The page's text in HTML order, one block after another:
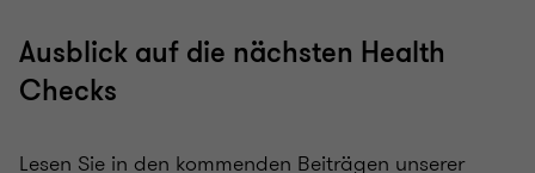
Ausblick auf die nächsten Health
Checks
Lesen Sie in den kommenden Beiträgen unserer